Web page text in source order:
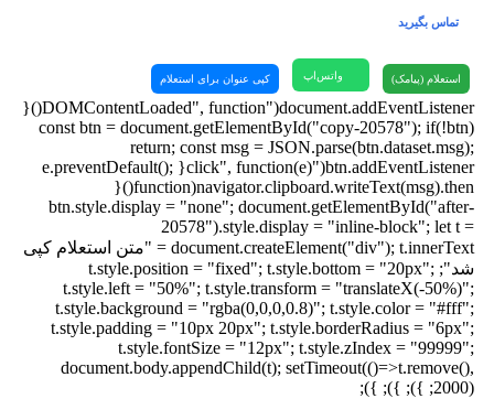
تماس بگیرید
استعلام (پیامک) واتس‌اپ کپی عنوان برای استعلام
document.addEventListener("DOMContentLoaded", function(){
const btn = document.getElementById("copy-20578"); if(!btn)
return; const msg = JSON.parse(btn.dataset.msg);
btn.addEventListener("click", function(e){ e.preventDefault();
navigator.clipboard.writeText(msg).then(function(){
btn.style.display = "none"; document.getElementById("after-
20578").style.display = "inline-block"; let t =
document.createElement("div"); t.innerText = "متن استعلام کپی
شد"; t.style.position = "fixed"; t.style.bottom = "20px";
t.style.left = "50%"; t.style.transform = "translateX(-50%)";
t.style.background = "rgba(0,0,0,0.8)"; t.style.color = "#fff";
t.style.padding = "10px 20px"; t.style.borderRadius = "6px";
t.style.fontSize = "12px"; t.style.zIndex = "99999";
document.body.appendChild(t); setTimeout(()=>t.remove(),
2000); }); }); });